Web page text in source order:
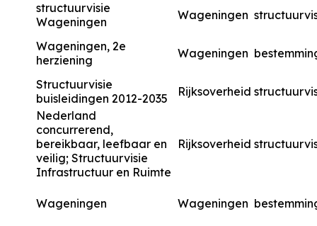
structuurvisie
Wageningen
Wageningen
Wageningen, 2e
herziening
Wageningen
Structuurvisie
buisleidingen 2012-2035
Rijksoverheid
Nederland
concurrerend,
bereikbaar, leefbaar en
veilig; Structuurvisie
Infrastructuur en Ruimte
Rijksoverheid
Wageningen Wageningen